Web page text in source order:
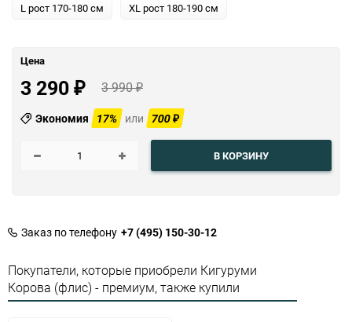
L рост 170-180 см XL рост 180-190 см
Цена
3 290 ₽ 3 990₽
Экономия 17% или 700₽
В КОРЗИНУ
Заказ по телефону +7 (495) 150-30-12
Покупатели, которые приобрели Кигуруми
Корова (флис) - премиум, также купили